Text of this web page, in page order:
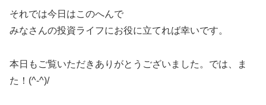
それでは今日はこのへんで
みなさんの投資ライフにお役に立てれば幸いです。
本日もご覧いただきありがとうございました。では、ま
た！(^-^)/